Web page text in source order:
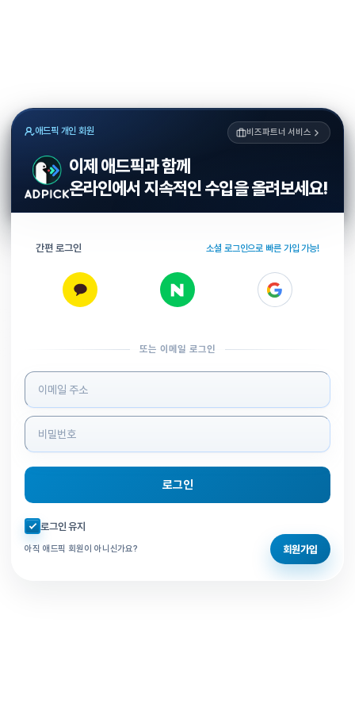
애드픽 개인 회원 비즈파트너 서비스
이제 애드픽과 함께
온라인에서 지속적인 수입을 올려보세요!
간편 로그인 소셜 로그인으로 빠른 가입 가능!
또는 이메일 로그인
로그인 정보 입력
로그인
자동로그인 체크
로그인 유지
아직 애드픽 회원이 아니신가요? 회원가입